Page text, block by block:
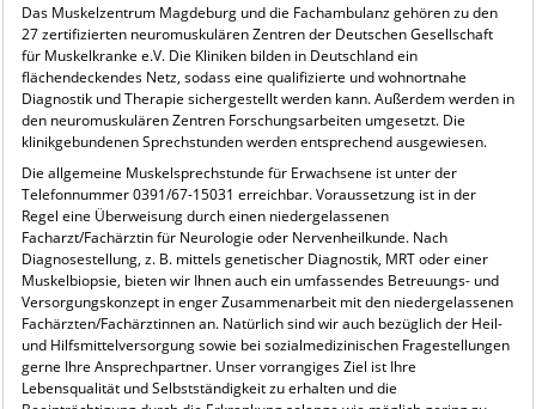
Das Muskelzentrum Magdeburg und die Fachambulanz gehören zu den
27 zertifizierten neuromuskulären Zentren der Deutschen Gesellschaft
für Muskelkranke e.V. Die Kliniken bilden in Deutschland ein
flächendeckendes Netz, sodass eine qualifizierte und wohnortnahe
Diagnostik und Therapie sichergestellt werden kann. Außerdem werden in
den neuromuskulären Zentren Forschungsarbeiten umgesetzt. Die
klinikgebundenen Sprechstunden werden entsprechend ausgewiesen.
Die allgemeine Muskelsprechstunde für Erwachsene ist unter der
Telefonnummer 0391/67-15031 erreichbar. Voraussetzung ist in der
Regel eine Überweisung durch einen niedergelassenen
Facharzt/Fachärztin für Neurologie oder Nervenheilkunde. Nach
Diagnosestellung, z. B. mittels genetischer Diagnostik, MRT oder einer
Muskelbiopsie, bieten wir Ihnen auch ein umfassendes Betreuungs- und
Versorgungskonzept in enger Zusammenarbeit mit den niedergelassenen
Fachärzten/Fachärztinnen an. Natürlich sind wir auch bezüglich der Heil-
und Hilfsmittelversorgung sowie bei sozialmedizinischen Fragestellungen
gerne Ihre Ansprechpartner. Unser vorrangiges Ziel ist Ihre
Lebensqualität und Selbstständigkeit zu erhalten und die